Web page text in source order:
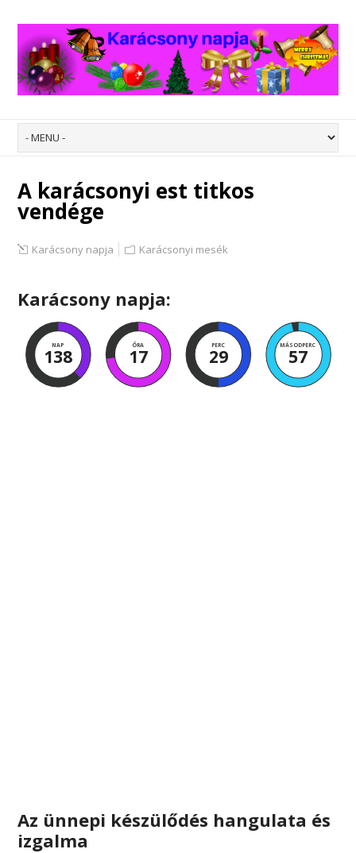
A karácsonyi est titkos
vendége
Karácsony napja Karácsonyi mesék
Karácsony napja:
NAP
138
ÓRA
17
PERC
29
MÁSODPERC
57
Az ünnepi készülődés hangulata és
izgalma